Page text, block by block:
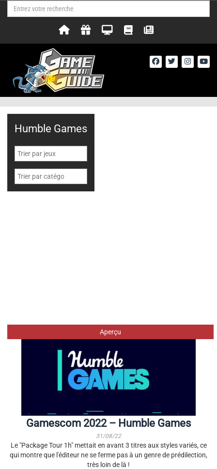
Aperçu
Gamescom 2022 – Humble Games
31/08/22
Le "Package Tour 1h" mettait en avant 3 titres aux styles variés, ce
qui montre que l'éditeur ne se ferme pas à un genre de prédilection,
très loin de là !
Humble Games